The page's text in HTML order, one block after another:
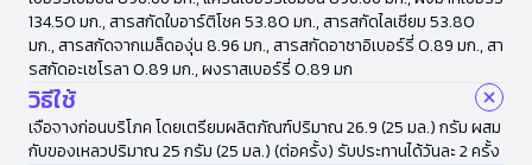
134.50 มก., สารสกัดใบอาร์ติโชค 53.80 มก., สารสกัดไลเซียม 53.80
มก., สารสกัดจากเมล็ดองุ่น 8.96 มก., สารสกัดอาซาอิเบอร์รี่ 0.89 มก., สา
รสกัดอะเซโรลา 0.89 มก., ผงราสเบอร์รี่ 0.89 มก
วิธีใช้
เจือจางก่อนบริโภค โดยเตรียมผลิตภัณฑ์ปริมาณ 26.9 (25 มล.) กรัม ผสม
กับของเหลวปริมาณ 25 กรัม (25 มล.) (ต่อครั้ง) รับประทานได้วันละ 2 ครั้ง